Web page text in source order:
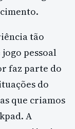
tão
pessoal
faz parte do
do
que criamos
A